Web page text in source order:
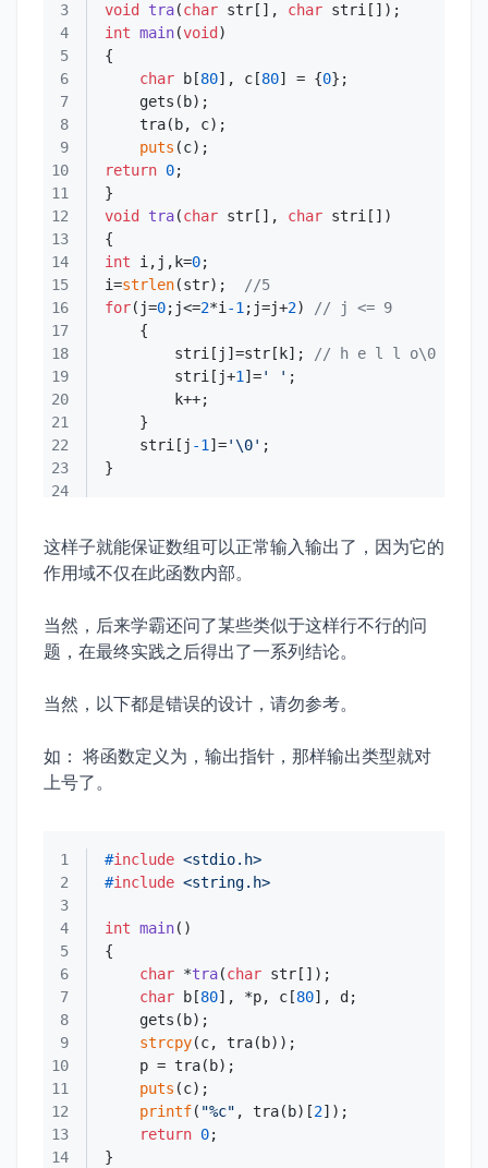
3
void tra(char str[], char stri[])
4
int main(void )
5
6
char b[80], c[80] = {0
7
8
9
puts
10
return 0
11
12
void tra(char str[], char stri[])
13
14
int i,j,k=0
15
i=strlen(str);
//5
16
for(j=0;j<=2*i -1 ;j=j+2)
// j <= 9
17
18
        stri[j]=str[k];
// h e l l o\0
19
        stri[j+
1 ]=' '
20
21
22
    stri[j
-1 ]='\0'
23
24
这样子就能保证数组可以正常输入输出了，因为它的
作用域不仅在此函数内部。
当然，后来学霸还问了某些类似于这样行不行的问
题，在最终实践之后得出了一系列结论。
当然，以下都是错误的设计，请勿参考。
如： 将函数定义为，输出指针，那样输出类型就对
上号了。
1 #include <stdio.h>
2
#include <string.h>
3
4
int main()
5
6
char *tra(char str[])
7
char b[80], *p, c[80
8
9
strcpy
10
11
puts
12
printf( "%c" , tra(b)[2
13
return 0
14